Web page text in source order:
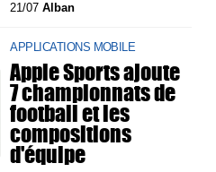
21/07Alban
APPLICATIONS MOBILE
Apple Sports ajoute
7 championnats de
football et les
compositions
d'équipe